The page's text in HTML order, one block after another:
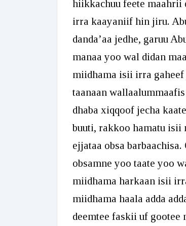
hiikkachuu feete maahrii
irra kaayaniif hin jiru.
danda’aa jedhe, garuu
manaa yoo wal didan
miidhama isii irra gaheef
taanaan
dhaba xiqqoof jecha
buuti, rakkoo hamatu
ejjataa obsa
obsamne yoo taate yoo
miidhama harkaan isii
miidhama haala adda
deemtee faskii uf gootee